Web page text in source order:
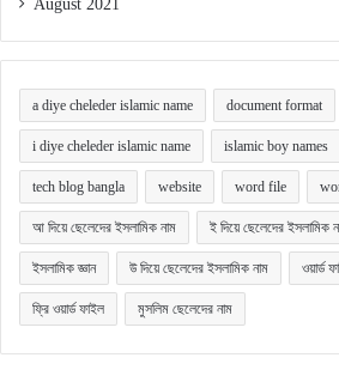
August 2021
a diye cheleder islamic name document format
i diye cheleder islamic name islamic boy names
tech blog bangla website word file
আ দিয়ে ছেলেদের ইসলামিক নাম ই দিয়ে ছেলেদের ইসলামিক
ইসলামিক জ্ঞান উ দিয়ে ছেলেদের ইসলামিক নাম ওয়ার্ড
ফ্রি ওয়ার্ড ফাইল মুসলিম ছেলেদের নাম